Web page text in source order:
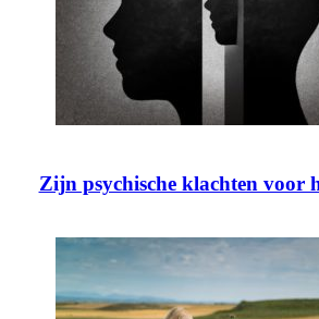
Zijn psychische klachten voor